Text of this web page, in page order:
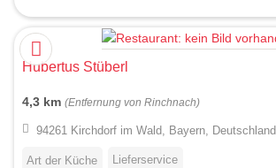
Hubertus Stüberl
4,3 km (Entfernung von Rinchnach)
94261 Kirchdorf im Wald, Bayern, Deutschland
Art der Küche Lieferservice